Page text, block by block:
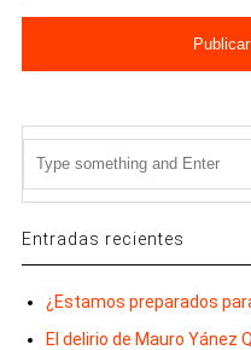
Entradas recientes
¿Estamos preparados
El delirio de Mauro Yánez